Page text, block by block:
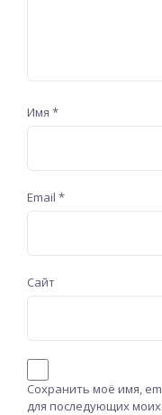
Имя *
Email *
Сайт
Сохранить моё имя,
для последующих